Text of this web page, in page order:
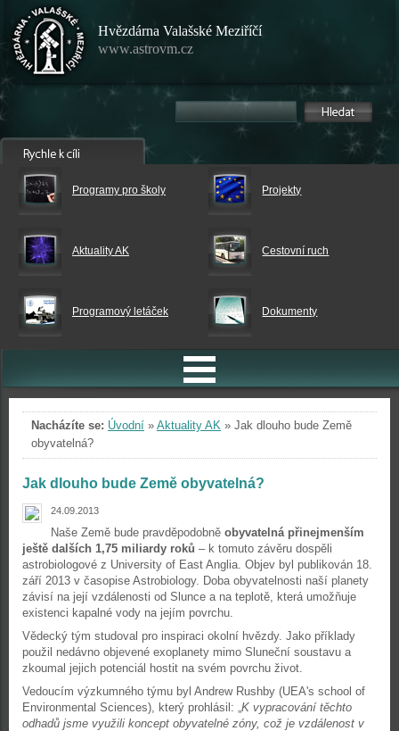
Hvězdárna Valašské Meziříčí
www.astrovm.cz
Programy pro školy Projekty
Aktuality AK Cestovní ruch
Programový letáček Dokumenty
Nacházíte se: Úvodní » Aktuality AK » Jak dlouho bude Země
obyvatelná?
Jak dlouho bude Země obyvatelná?
24.09.2013
Naše Země bude pravděpodobně obyvatelná přinejmenším
ještě dalších 1,75 miliardy roků – k tomuto závěru dospěli
astrobiologové z University of East Anglia. Objev byl publikován 18.
září 2013 v časopise Astrobiology. Doba obyvatelnosti naší planety
závisí na její vzdálenosti od Slunce a na teplotě, která umožňuje
existenci kapalné vody na jejím povrchu.
Vědecký tým studoval pro inspiraci okolní hvězdy. Jako příklady
použil nedávno objevené exoplanety mimo Sluneční soustavu a
zkoumal jejich potenciál hostit na svém povrchu život.
Vedoucím výzkumného týmu byl Andrew Rushby (UEA's school of
Environmental Sciences), který prohlásil: „K vypracování těchto
odhadů jsme využili koncept obyvatelné zóny, což je vzdálenost v